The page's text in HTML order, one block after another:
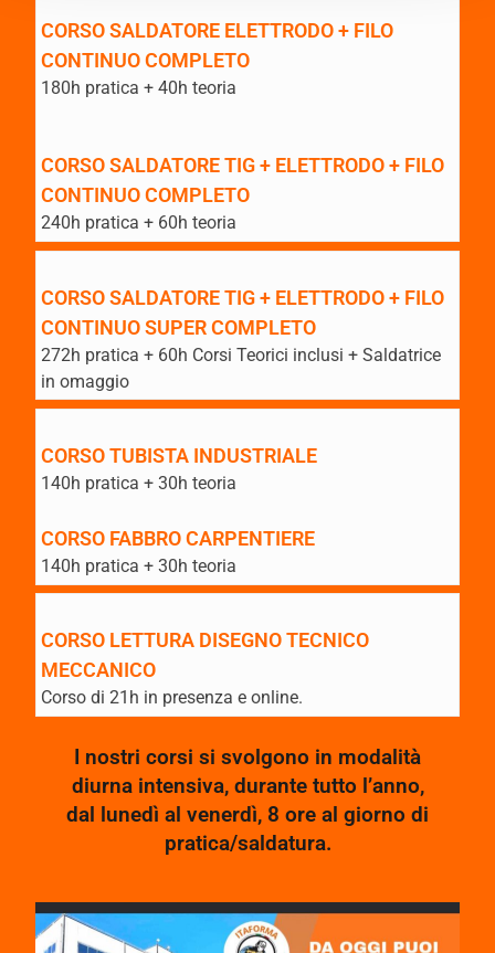
CORSO SALDATORE ELETTRODO + FILO
CONTINUO COMPLETO
180h pratica + 40h teoria
CORSO SALDATORE TIG + ELETTRODO + FILO
CONTINUO COMPLETO
240h pratica + 60h teoria
CORSO SALDATORE TIG + ELETTRODO + FILO
CONTINUO SUPER COMPLETO
272h pratica + 60h Corsi Teorici inclusi + Saldatrice
in omaggio
CORSO TUBISTA INDUSTRIALE
140h pratica + 30h teoria
CORSO FABBRO CARPENTIERE
140h pratica + 30h teoria
CORSO LETTURA DISEGNO TECNICO
MECCANICO
Corso di 21h in presenza e online.
I nostri corsi si svolgono in modalità
diurna intensiva, durante tutto l’anno,
dal lunedì al venerdì, 8 ore al giorno di
pratica/saldatura.